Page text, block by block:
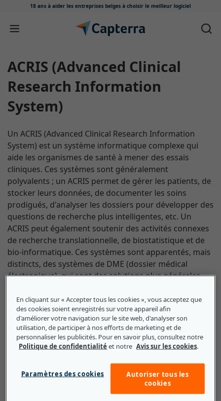
18 ans à aider les entreprises belges à choisir le meilleur logiciel
Passer au contenu
ACRIS (Advanced Clinical
Research Information
System)
Un ACRIS (Advanced Clinical Research Information
System) est un système informatique complexe qui
aide les organismes de santé à mener des essais
cliniques. Ces systèmes sont généralement
polyvalents ; un ACRIS permet de gérer les patients, de
stocker leurs données, de documenter les soins
prodigués, d'analyser les dossiers pour développer des
questions de recherche plus intelligentes, etc. Un
ACRIS peut également soutenir des activités connexes
de recherche translationnelle, de biostatistique et de
bio-informatique. Ces systèmes sont apparentés, mais
distincts, des systèmes de DME (dossier médical
électronique), qui sont des solutions plus générales
patients.
ACRIS (Advanced Clinical
Research Information System) : ce
que les petites et moyennes
entreprises doivent savoir
En cliquant sur « Accepter tous les cookies », vous acceptez que
des cookies soient enregistrés sur votre appareil afin
d'améliorer votre navigation sur le site web, d'analyser son
utilisation, de participer à nos efforts de marketing et de
personnaliser les publicités. Pour en savoir plus, consultez notre
Politique de confidentialité et notre Avis sur les cookies.
Autoriser tous les
cookies
Paramètres des cookies